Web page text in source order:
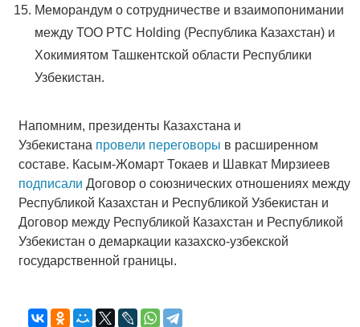
Меморандум о сотрудничестве и взаимопонимании
между ТОО PTC Holding (Республика Казахстан) и
Хокимиятом Ташкентской области Республики
Узбекистан.
Напомним, президенты Казахстана и
Узбекистана провели переговоры в расширенном
составе. Касым-Жомарт Токаев и Шавкат Мирзиеев
подписали Договор о союзнических отношениях между
Республикой Казахстан и Республикой Узбекистан и
Договор между Республикой Казахстан и Республикой
Узбекистан о демаркации казахско-узбекской
государственной границы.